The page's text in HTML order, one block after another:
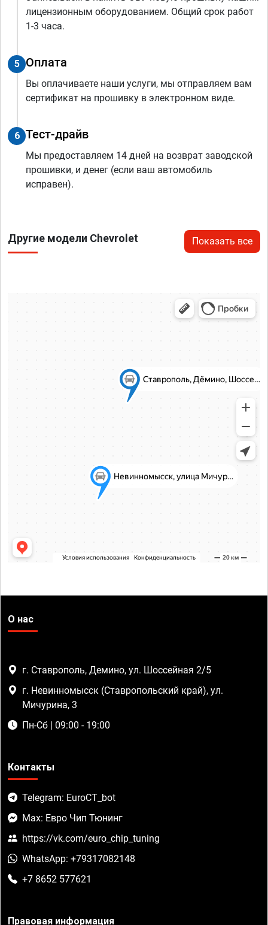
лицензионным оборудованием. Общий срок работ
1-3 часа.
5 Оплата
Вы оплачиваете наши услуги, мы отправляем вам
сертификат на прошивку в электронном виде.
6 Тест-драйв
Мы предоставляем 14 дней на возврат заводской
прошивки, и денег (если ваш автомобиль
исправен).
Другие модели Chevrolet Показать все
О нас
г. Ставрополь, Демино, ул. Шоссейная 2/5
г. Невинномысск (Ставропольский край), ул.
Мичурина, 3
Пн-Сб | 09:00 - 19:00
Контакты
Telegram: EuroCT_bot
Max: Евро Чип Тюнинг
https://vk.com/euro_chip_tuning
WhatsApp: +79317082148
+7 8652 577621
Правовая информация